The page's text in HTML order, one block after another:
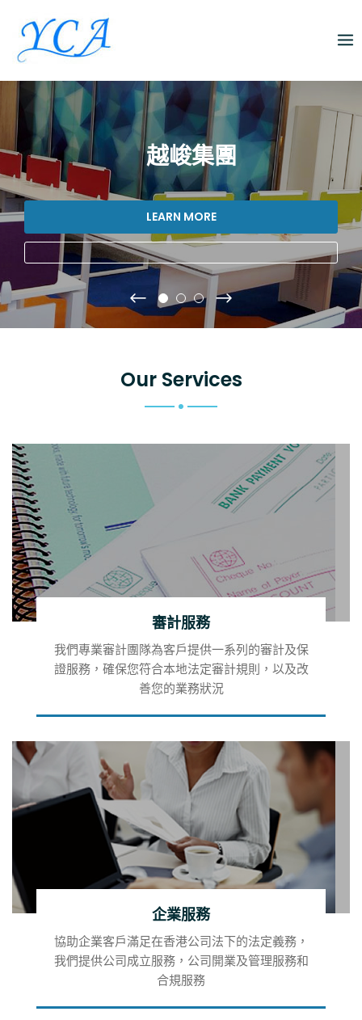
content
越峻集團
LEARN MORE
Our Services
審計服務
我們專業審計團隊為客戶提供一系列的審計及保
證服務，確保您符合本地法定審計規則，以及改
善您的業務狀況
企業服務
協助企業客戶滿足在香港公司法下的法定義務，
我們提供公司成立服務，公司開業及管理服務和
合規服務